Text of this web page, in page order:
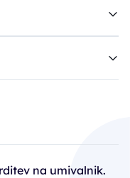
na umivalnik.